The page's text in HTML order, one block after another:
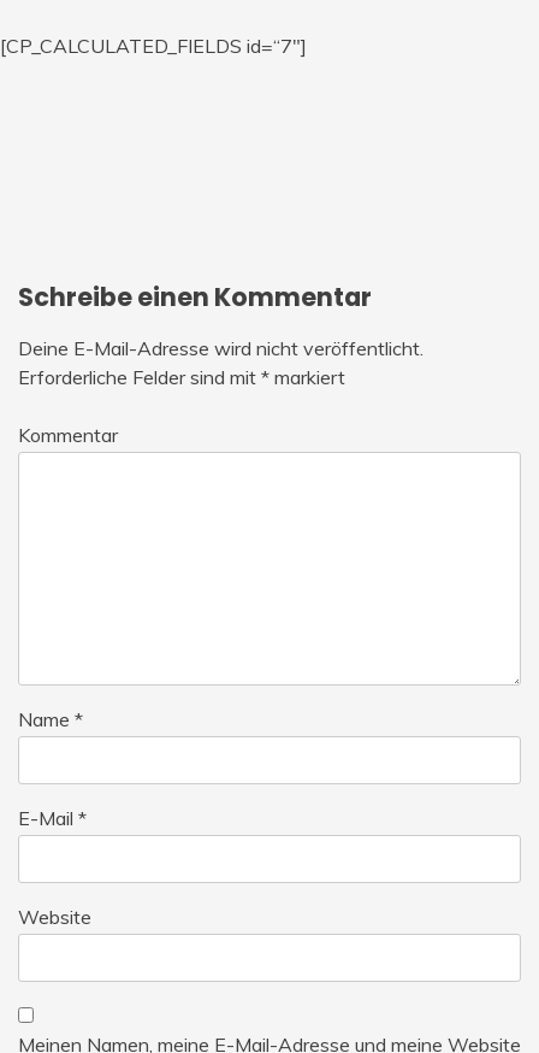
[CP_CALCULATED_FIELDS id=“7″]
Schreibe einen Kommentar
Deine E-Mail-Adresse wird nicht veröffentlicht.
Erforderliche Felder sind mit * markiert
Kommentar
Name *
E-Mail *
Website
Meinen Namen, meine E-Mail-Adresse und meine Website